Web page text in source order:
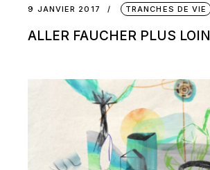
9 JANVIER 2017 TRANCHES DE VIE
ALLER FAUCHER PLUS LOIN